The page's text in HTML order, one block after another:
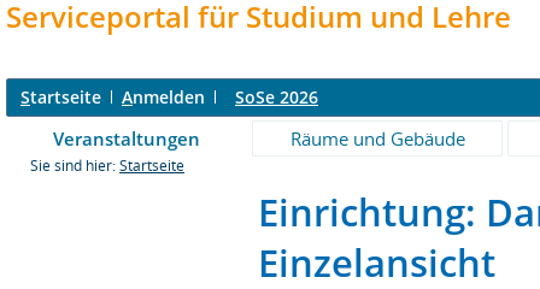
Serviceportal für Studium und Lehre
Startseite Anmelden SoSe 2026
Veranstaltungen Räume und Gebäude
Sie sind hier: Startseite
Einrichtung:
Einzelansicht